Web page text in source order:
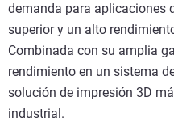
demanda para aplicaciones
superior y un alto
Combinada con su amplia
rendimiento en un sistema
solución de impresión 3D
industrial.